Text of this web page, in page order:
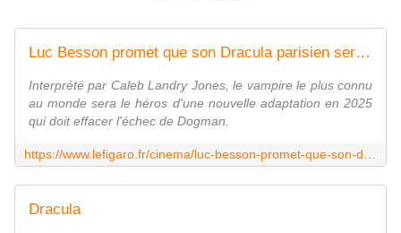
Luc Besson promet que son Dracula parisien sera romantique et grand public
Interprété par Caleb Landry Jones, le vampire le plus connu
au monde sera le héros d'une nouvelle adaptation en 2025
qui doit effacer l'échec de Dogman.
Dracula